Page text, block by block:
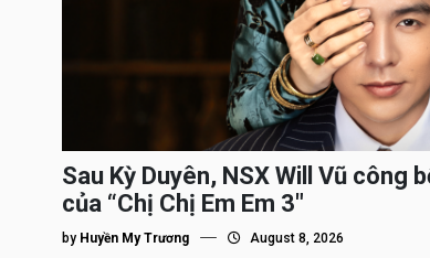
Sau Kỳ Duyên, NSX Will Vũ công
của “Chị Chị Em Em 3″
by Huyền My Trương August 8, 2026